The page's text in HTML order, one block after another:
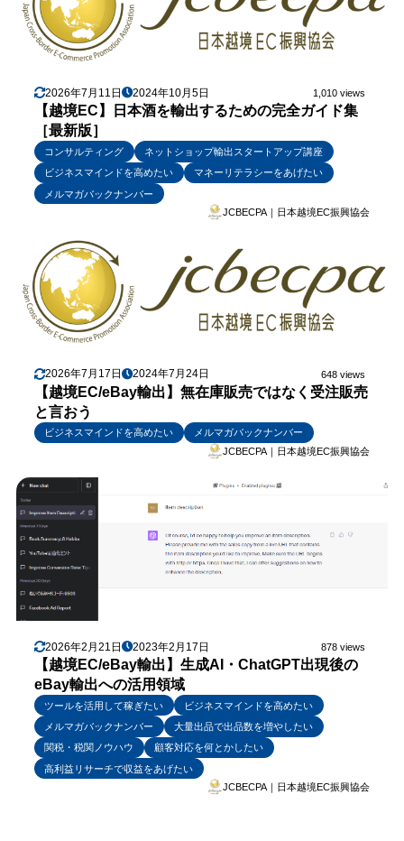
2026年7月11日 2024年10月5日 1,010 views
【越境EC】日本酒を輸出するための完全ガイド集
［最新版］
コンサルティング
ネットショップ輸出スタートアップ講座
ビジネスマインドを高めたい
マネーリテラシーをあげたい
メルマガバックナンバー
JCBECPA｜日本越境EC振興協会
2026年7月17日 2024年7月24日 648 views
【越境EC/eBay輸出】無在庫販売ではなく受注販売
と言おう
ビジネスマインドを高めたい
メルマガバックナンバー
JCBECPA｜日本越境EC振興協会
2026年2月21日 2023年2月17日 878 views
【越境EC/eBay輸出】生成AI・ChatGPT出現後の
eBay輸出への活用領域
ツールを活用して稼ぎたい
ビジネスマインドを高めたい
メルマガバックナンバー
大量出品で出品数を増やしたい
関税・税関ノウハウ
顧客対応を何とかしたい
高利益リサーチで収益をあげたい
JCBECPA｜日本越境EC振興協会